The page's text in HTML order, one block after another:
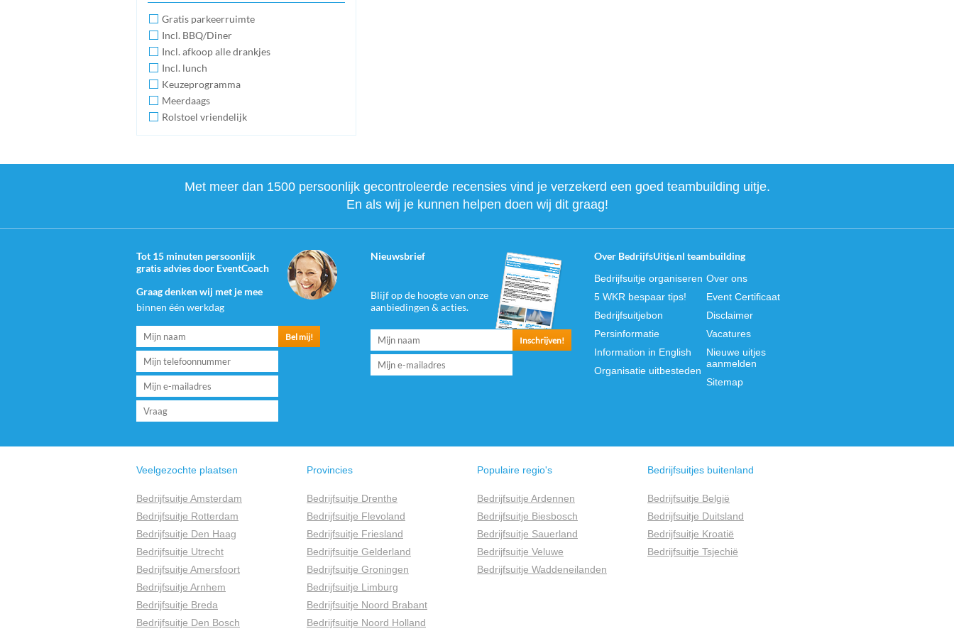
Gratis parkeerruimte
Incl. BBQ/Diner
Incl. afkoop alle drankjes
Incl. lunch
Keuzeprogramma
Meerdaags
Rolstoel vriendelijk
Met meer dan 1500 persoonlijk gecontroleerde recensies vind je verzekerd een goed teambuilding uitje.
En als wij je kunnen helpen doen wij dit graag!
Tot 15 minuten persoonlijk
gratis advies door EventCoach
Graag denken wij met je mee
binnen één werkdag
Nieuwsbrief
Blijf op de hoogte van onze
aanbiedingen & acties.
Over BedrijfsUitje.nl teambuilding
Bedrijfsuitje organiseren
5 WKR bespaar tips!
Bedrijfsuitjebon
Persinformatie
Information in English
Organisatie uitbesteden
Over ons
Event Certificaat
Disclaimer
Vacatures
Nieuwe uitjes
aanmelden
Sitemap
Veelgezochte plaatsen
Bedrijfsuitje Amsterdam
Bedrijfsuitje Rotterdam
Bedrijfsuitje Den Haag
Bedrijfsuitje Utrecht
Bedrijfsuitje Amersfoort
Bedrijfsuitje Arnhem
Bedrijfsuitje Breda
Bedrijfsuitje Den Bosch
Provincies
Bedrijfsuitje Drenthe
Bedrijfsuitje Flevoland
Bedrijfsuitje Friesland
Bedrijfsuitje Gelderland
Bedrijfsuitje Groningen
Bedrijfsuitje Limburg
Bedrijfsuitje Noord Brabant
Bedrijfsuitje Noord Holland
Populaire regio's
Bedrijfsuitje Ardennen
Bedrijfsuitje Biesbosch
Bedrijfsuitje Sauerland
Bedrijfsuitje Veluwe
Bedrijfsuitje Waddeneilanden
Bedrijfsuitjes buitenland
Bedrijfsuitje België
Bedrijfsuitje Duitsland
Bedrijfsuitje Kroatië
Bedrijfsuitje Tsjechië